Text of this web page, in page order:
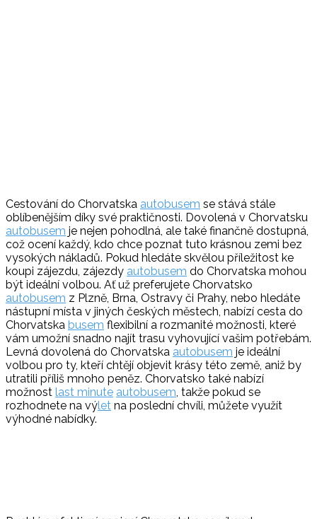
Cestování do Chorvatska autobusem se stává stále
oblíbenějším díky své praktičnosti. Dovolená v Chorvatsku
autobusem je nejen pohodlná, ale také finančně dostupná,
což ocení každý, kdo chce poznat tuto krásnou zemi bez
vysokých nákladů. Pokud hledáte skvělou příležitost ke
koupi zájezdu, zájezdy autobusem do Chorvatska mohou
být ideální volbou. Ať už preferujete Chorvatsko
autobusem z Plzně, Brna, Ostravy či Prahy, nebo hledáte
nástupní místa v jiných českých městech, nabízí cesta do
Chorvatska busem flexibilní a rozmanité možnosti, které
vám umožní snadno najít trasu vyhovující vašim potřebám.
Levná dovolená do Chorvatska autobusem je ideální
volbou pro ty, kteří chtějí objevit krásy této země, aniž by
utratili příliš mnoho peněz. Chorvatsko také nabízí
možnost last minute autobusem, takže pokud se
rozhodnete na výlet na poslední chvíli, můžete využít
výhodné nabídky.